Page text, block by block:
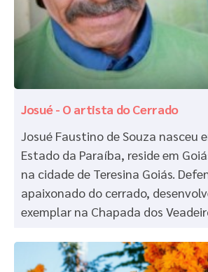
Josué - O artista do Cerrado
Josué Faustino de Souza nasceu
Estado da Paraíba, reside em
na cidade de Teresina Goiás.
apaixonado do cerrado,
exemplar na Chapada dos